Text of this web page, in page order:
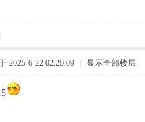
2025-6-22 02:20:09 显示全部楼层